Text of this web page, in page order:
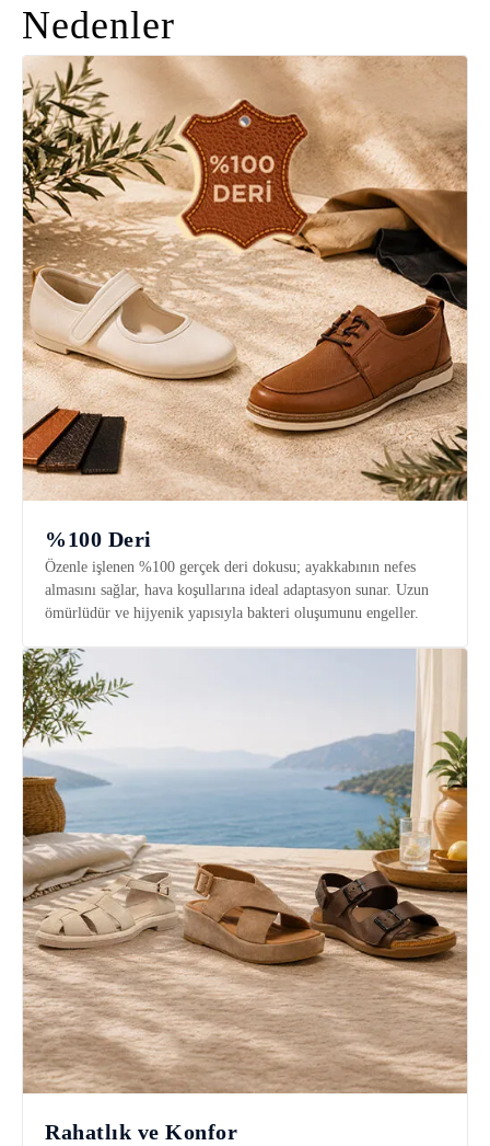
Nedenler
%100 Deri
Özenle işlenen %100 gerçek deri dokusu; ayakkabının nefes
almasını sağlar, hava koşullarına ideal adaptasyon sunar. Uzun
ömürlüdür ve hijyenik yapısıyla bakteri oluşumunu engeller.
Rahatlık ve Konfor